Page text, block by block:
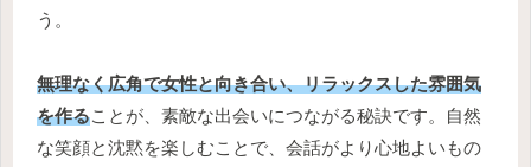
う。
無理なく広角で女性と向き合い、リラックスした雰囲気
を作ることが、素敵な出会いにつながる秘訣です。自然
な笑顔と沈黙を楽しむことで、会話がより心地よいもの